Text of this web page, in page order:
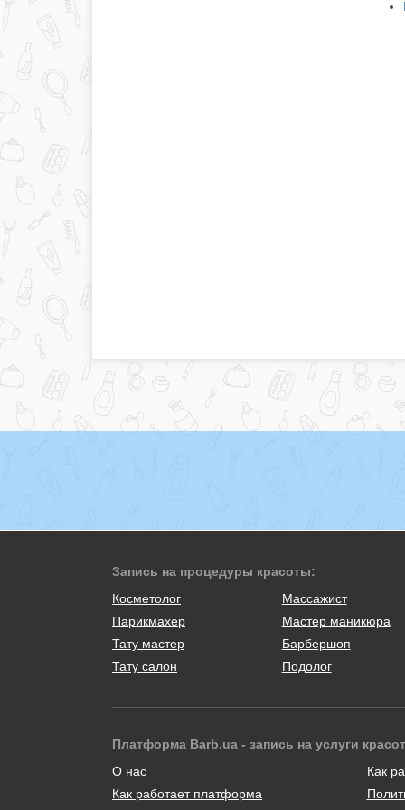
Запись на процедуры красоты:
Косметолог
Массажист
Парикмахер
Мастер маникюра
Тату мастер
Барбершоп
Тату салон
Подолог
Платформа Barb.ua - запись на услуги
О нас
Как работает платформа
Как